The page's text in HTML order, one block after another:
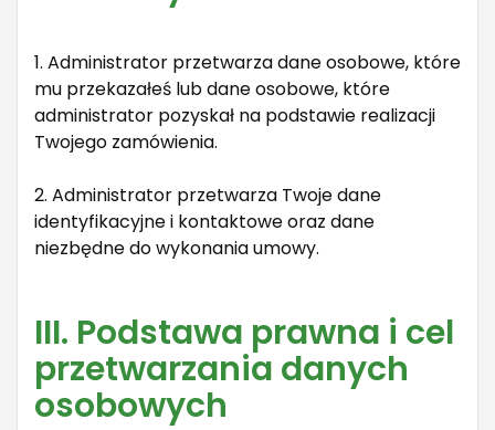
1. Administrator przetwarza dane osobowe, które
mu przekazałeś lub dane osobowe, które
administrator pozyskał na podstawie realizacji
Twojego zamówienia.
2. Administrator przetwarza Twoje dane
identyfikacyjne i kontaktowe oraz dane
niezbędne do wykonania umowy.
III. Podstawa prawna i cel
przetwarzania danych
osobowych